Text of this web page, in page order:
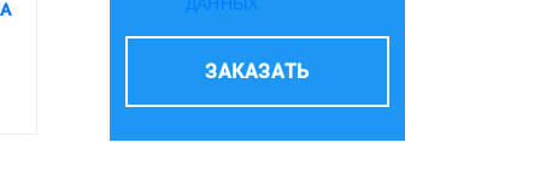
ЗАКАЗАТЬ